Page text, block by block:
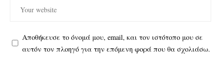
Αποθήκευσε το όνομά μου, email, και τον ιστότοπο μου σε
αυτόν τον πλοηγό για την επόμενη φορά που θα σχολιάσω.